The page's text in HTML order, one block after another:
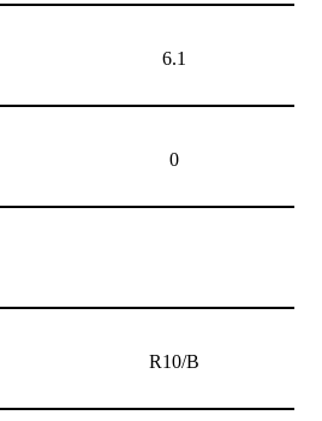
6.1
0
R10/B